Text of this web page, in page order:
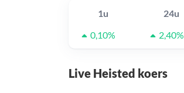
1u 24u
0,10%
2,40%
Live Heisted koers